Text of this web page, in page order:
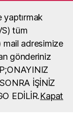
yaptırmak
tüm
mail adresimize
gönderiniz
İŞİNİZ
EDİLİR.Kapat
okul